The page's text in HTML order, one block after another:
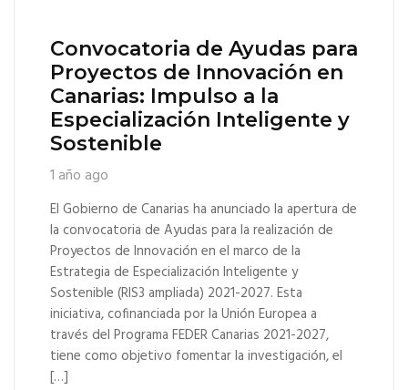
Convocatoria de Ayudas para
Proyectos de Innovación en
Canarias: Impulso a la
Especialización Inteligente y
Sostenible
1 año ago
El Gobierno de Canarias ha anunciado la apertura de
la convocatoria de Ayudas para la realización de
Proyectos de Innovación en el marco de la
Estrategia de Especialización Inteligente y
Sostenible (RIS3 ampliada) 2021-2027. Esta
iniciativa, cofinanciada por la Unión Europea a
través del Programa FEDER Canarias 2021-2027,
tiene como objetivo fomentar la investigación, el
[…]